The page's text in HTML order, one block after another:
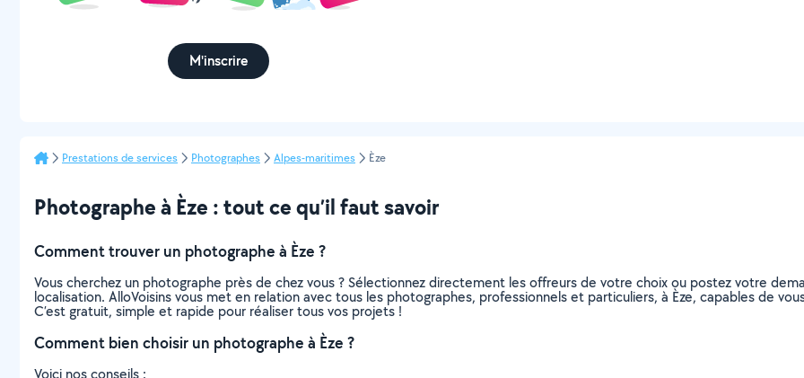
M'inscrire
Prestations de services Photographes Alpes-maritimes Èze
Photographe à Èze : tout ce qu’il faut savoir
Comment trouver un photographe à Èze ?
Vous cherchez un photographe près de chez vous ? Sélectionnez directement les offreurs de votre choix ou postez votre
localisation. AlloVoisins vous met en relation avec tous les photographes, professionnels et particuliers, à Èze, capables de
C’est gratuit, simple et rapide pour réaliser tous vos projets !
Comment bien choisir un photographe à Èze ?
Voici nos conseils :